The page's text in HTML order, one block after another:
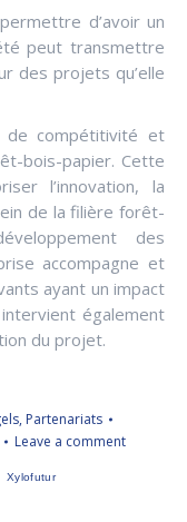
d’avoir un
peut transmettre
des projets qu’elle
de compétitivité et
bois-papier. Cette
l’innovation, la
de la filière forêt-
des
accompagne et
ayant un impact
également
du projet.
, Partenariats
Leave a comment
Xylofutur